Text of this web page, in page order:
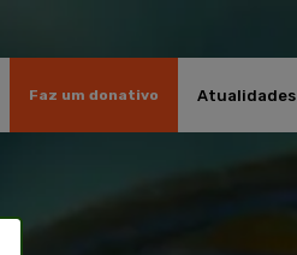
Faz um donativo Atualidades